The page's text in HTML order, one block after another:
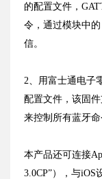
的配置文件，
令，通过模块中
信。
2、用富士通电子
配置文件，该固
来控制所有蓝牙
本产品还可连接
3.0CP”），与iOS